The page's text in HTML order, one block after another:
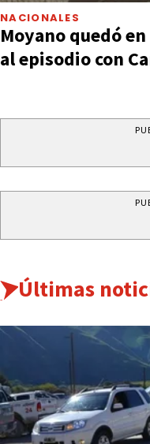
NACIONALES
Moyano quedó
al episodio con
Últimas